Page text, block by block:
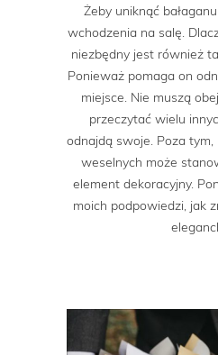
Żeby uniknąć
wchodzenia na salę.
niezbędny jest również
Ponieważ pomaga on
miejsce. Nie muszą
przeczytać wielu
odnajdą swoje. Poza
weselnych może
element dekoracyjny.
moich podpowiedzi, jak